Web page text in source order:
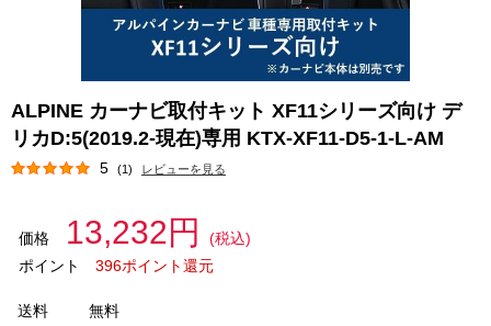
ALPINE カーナビ取付キット XF11シリーズ向け デ
リカD:5(2019.2-現在)専用 KTX-XF11-D5-1-L-AM
5 (1) レビューを見る
価格 13,232円
(税込)
ポイント
396ポイント還元
送料
無料